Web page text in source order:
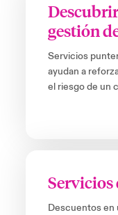
gestión
Servicios
ayudan a
el riesgo de un
Servicios
Descuentos en